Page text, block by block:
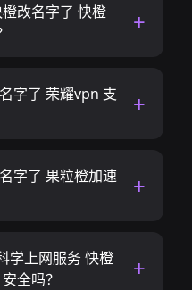
改名字了 快橙
字了 荣耀vpn 支
字了 果粒橙加速
学上网服务 快橙
全吗？